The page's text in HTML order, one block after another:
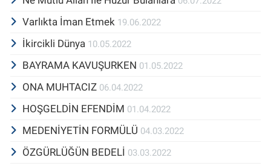
Varlıkta İman Etmek 19.06.2022
İkircikli Dünya 10.05.2022
BAYRAMA KAVUŞURKEN 01.05.2022
ONA MUHTACIZ 06.04.2022
HOŞGELDİN EFENDİM 01.04.2022
MEDENİYETİN FORMÜLÜ 04.03.2022
ÖZGÜRLÜĞÜN BEDELİ 03.03.2022